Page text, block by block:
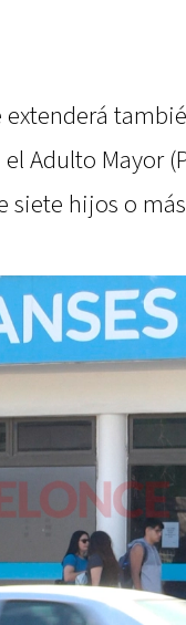
Adulto Mayor
siete hijos o